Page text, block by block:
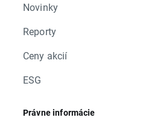
Novinky
Reporty
Ceny akcií
ESG
Právne informácie